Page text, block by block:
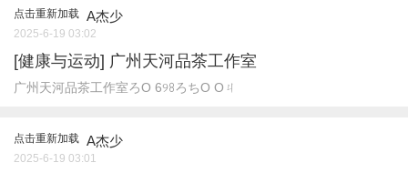
点击重新加载 A杰少
2025-6-19 03:02
[健康与运动] 广州天河品茶工作室
广州天河品茶工作室ろO 6୨ꖉろちO Oㄐ
点击重新加载 A杰少
2025-6-19 03:01